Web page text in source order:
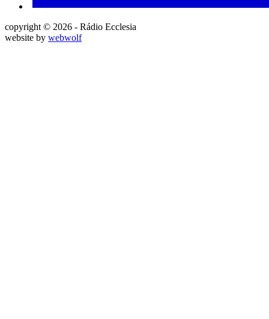
copyright © 2026 - Rádio Ecclesia
website by webwolf